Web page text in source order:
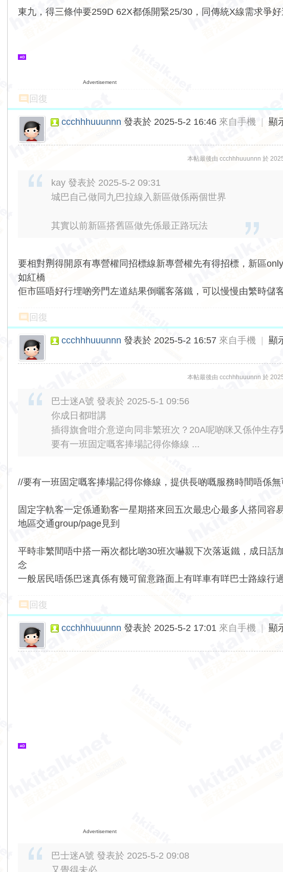
東九，得三條仲要259D 62X都係開緊25/30，同傳統X線需求爭好
Advertisement
回復
ccchhhuuunnn 發表於 2025-5-2 16:46 來自手機 顯
本帖最後由 ccchhhuuunnn 於
kay 發表於 2025-5-2 09:31
城巴自己做同九巴拉線入新區做係兩個世界
其實以前新區搭舊區做先係最正路玩法
要相對𠝹得開原有專營權同招標線新專營權先有得招標，新區
如紅橋
佢市區唔好行埋啲旁門左道結果倒曬客落鐵，可以慢慢由繁時儲
回復
ccchhhuuunnn 發表於 2025-5-2 16:57 來自手機 顯
本帖最後由 ccchhhuuunnn 於
巴士迷A號 發表於 2025-5-1 09:56
你成日都咁講
插得旗會咁介意逆向同非繁班次？20A呢啲咪又係仲生存
要有一班固定嘅客捧場記得你條線 ...
//要有一班固定嘅客捧場記得你條線，提供長啲嘅服務時間唔係無
固定字軌客一定係通勤客一星期搭來回五次最忠心最多人搭同
地區交通group/page見到
平時非繁間唔中搭一兩次都比啲30班次嚇親下次落返鐵，成日
念
一般居民唔係巴迷真係有幾可留意路面上有咩車有咩巴士路線行
回復
ccchhhuuunnn 發表於 2025-5-2 17:01 來自手機 顯
Advertisement
巴士迷A號 發表於 2025-5-2 09:08
又覺得未必